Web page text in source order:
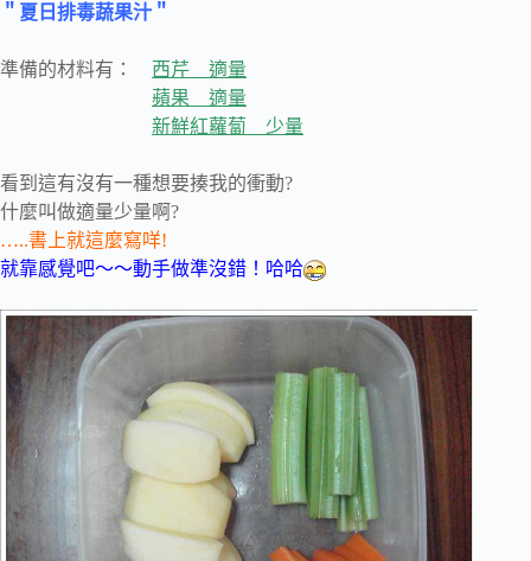
＂夏日排毒蔬果汁＂
準備的材料有： 西芹 適量
蘋果 適量
新鮮紅蘿蔔 少量
看到這有沒有一種想要揍我的衝動?
什麼叫做適量少量啊?
…..書上就這麼寫咩!
就靠感覺吧～～動手做準沒錯！哈哈